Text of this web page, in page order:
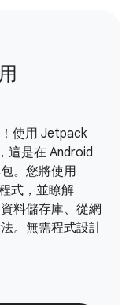
使用 Jetpack
這是在 Android
。您將使用
式，並瞭解
料儲存庫、從網
。無需程式設計